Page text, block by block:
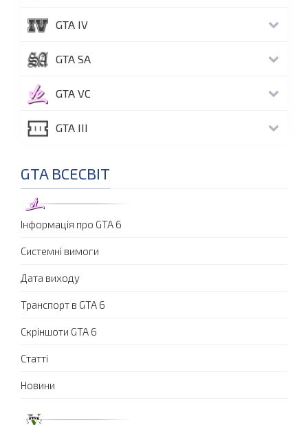
GTA IV
GTA SA
GTA VC
GTA III
GTA ВСЕСВІТ
Інформація про GTA 6
Системні вимоги
Дата виходу
Транспорт в GTA 6
Скріншоти GTA 6
Статті
Новини